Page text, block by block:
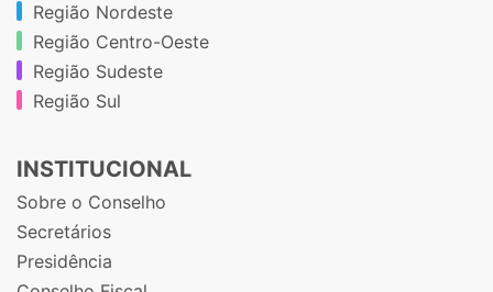
Região Nordeste
Região Centro-Oeste
Região Sudeste
Região Sul
INSTITUCIONAL
Sobre o Conselho
Secretários
Presidência